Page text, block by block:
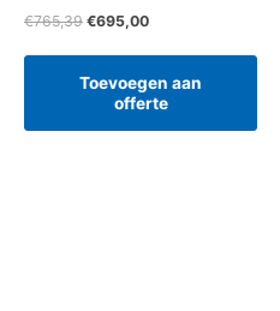
€765,39 €695,00
Toevoegen aan
offerte